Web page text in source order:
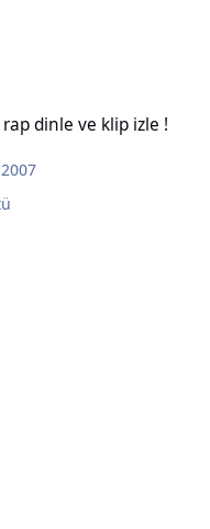
dinle ve klip izle !